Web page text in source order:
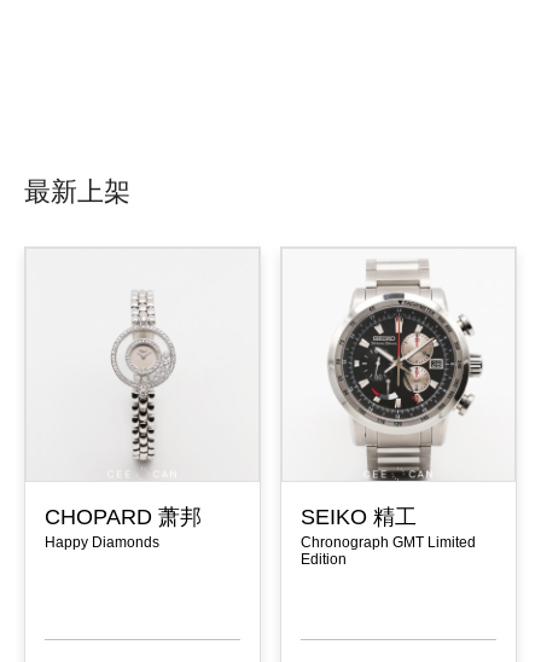
最新上架
CHOPARD 萧邦
Happy Diamonds
SEIKO 精工
Chronograph GMT Limited
Edition